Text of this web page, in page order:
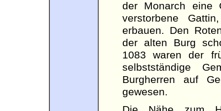
der Monarch eine
verstorbene
erbauen. Den
der alten Burg
1083 waren der
selbstständige
Burgherren auf
gewesen.